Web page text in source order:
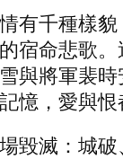
有千種樣貌
宿命悲歌
與將軍裴
憶，愛與恨
毀滅：城